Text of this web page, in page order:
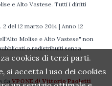
e Alto Vastese. Tutti i diritti
del 12 marzo 2014 | Anno 12
Molise e Alto Vastese" non
o redistribuiti senza
da VPONE di Vittorio Paoletti
cookies di terzi parti.
si accetta l uso dei cookies